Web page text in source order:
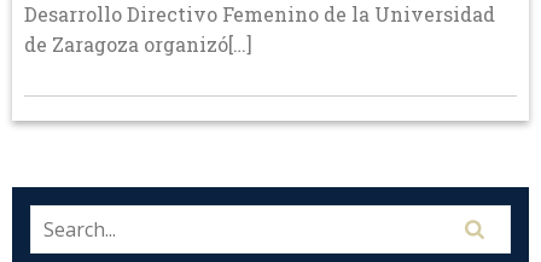
Desarrollo Directivo Femenino de la Universidad
de Zaragoza organizó[…]